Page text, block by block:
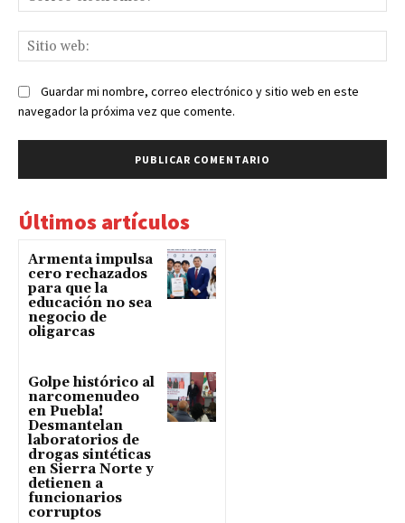
Guardar mi nombre, correo electrónico y sitio web en este
navegador la próxima vez que comente.
Últimos artículos
Armenta impulsa
cero rechazados
para que la
educación no sea
negocio de
oligarcas
Golpe histórico al
narcomenudeo
en Puebla!
Desmantelan
laboratorios de
drogas sintéticas
en Sierra Norte y
detienen a
funcionarios
corruptos